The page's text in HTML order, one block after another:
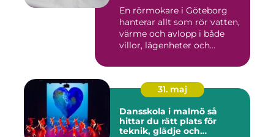
En rörmokare i Göteborg
hanterar allt som rör vatten,
värme och avlopp i både
villor, lägenheter och...
31. maj
Dansskola i malmö så
hittar du rätt plats för
teknik, glädje och